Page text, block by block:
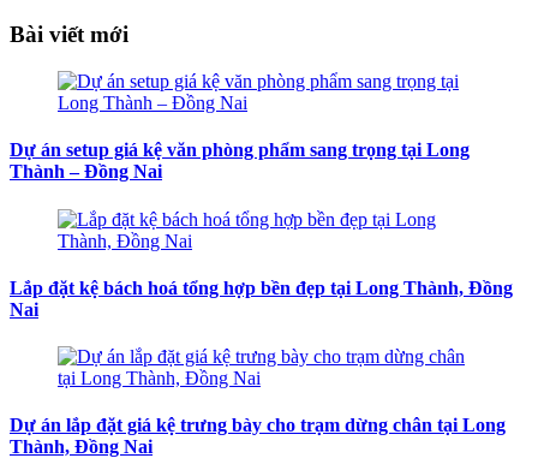
Bài viết mới
Dự án setup giá kệ văn phòng phẩm sang trọng tại Long
Thành – Đồng Nai
Lắp đặt kệ bách hoá tổng hợp bền đẹp tại Long Thành, Đồng
Nai
Dự án lắp đặt giá kệ trưng bày cho trạm dừng chân tại Long
Thành, Đồng Nai